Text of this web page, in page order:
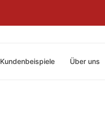
Kundenbeispiele Über uns